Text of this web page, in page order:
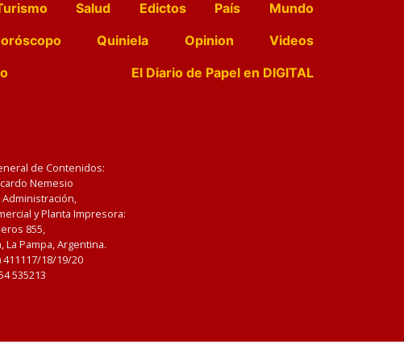
Salud Edictos País
Mundo
Quiniela Opinion
Videos
El Diario de Papel en DIGITAL
de Contenidos:
Nemesio
Administración,
y Planta Impresora:
855,
La Pampa, Argentina.
411117/18/19/20
535213